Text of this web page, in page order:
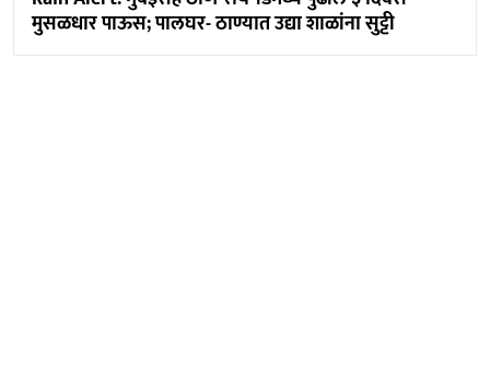
मुसळधार पाऊस; पालघर- ठाण्यात उद्या शाळांना सुट्टी